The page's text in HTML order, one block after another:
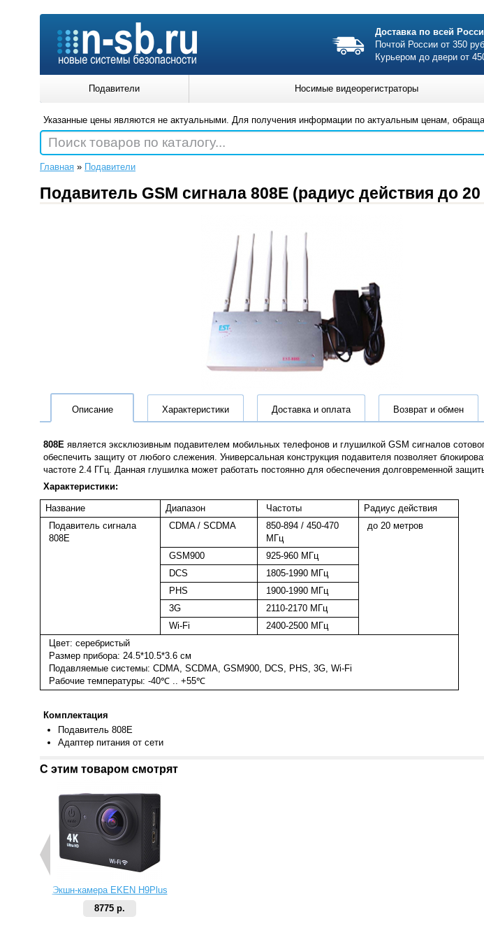
Главная » Подавители
Подавитель GSM сигнала 808E (радиус действия до
Описание Характеристики Доставка и оплата Возврат и обмен
808E является эксклюзивным подавителем мобильных телефонов и глушилкой GSM сигналов
обеспечить защиту от любого слежения. Универсальная конструкция подавителя позволяет
частоте 2.4 ГГц. Данная глушилка может работать постоянно для обеспечения долговременной
Характеристики:
Название Диапазон Частоты
Радиус действия
Подавитель сигнала
808E
CDMA / SCDMA
850-894 / 450-470
МГц
до 20 метров
GSM900
925-960 МГц
DCS
1805-1990 МГц
PHS
1900-1990 МГц
3G
2110-2170 МГц
Wi-Fi
2400-2500 МГц
Цвет: серебристый
Размер прибора: 24.5*10.5*3.6 см
Подавляемые системы: CDMA, SCDMA, GSM900, DCS, PHS, 3G, Wi-Fi
Рабочие температуры: -40℃ .. +55℃
Комплектация
Подавитель 808E
Адаптер питания от сети
С этим товаром смотрят
Экшн-камера EKEN H9Plus
8775 р.
Доставка по всей
Почтой России от 350
Курьером до двери от
Подавители Носимые видеорегистраторы
Указанные цены являются не актуальными. Для получения информации по актуальным ценам,
Поиск товаров по каталогу...